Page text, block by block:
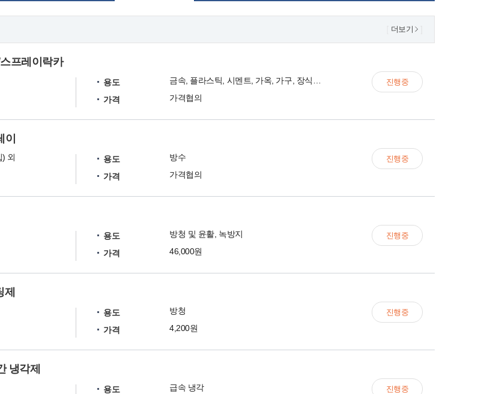
더보기
프레이락카
용도
가격
가격협의
진행중
외
용도
방수
가격
가격협의
진행중
용도
방청 및 윤활, 녹방지
가격
46,000원
진행중
용도
방청
가격
4,200원
진행중
냉각제
용도
급속 냉각
진행중